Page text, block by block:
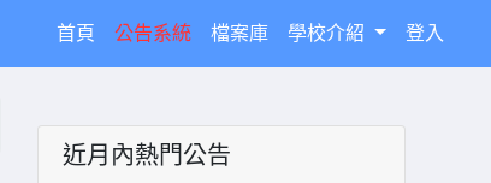
首頁 (current)
公告系統 檔案庫 學校介紹 登入
近月內熱門公告